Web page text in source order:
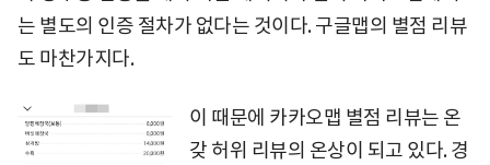
는 별도의 인증 절차가 없다는 것이다. 구글맵의 별점 리뷰
도 마찬가지다.
이 때문에 카카오맵 별점 리뷰는 온
갖 허위 리뷰의 온상이 되고 있다. 경